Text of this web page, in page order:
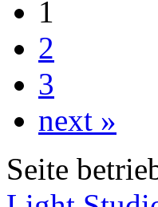
1
2
3
next »
Seite